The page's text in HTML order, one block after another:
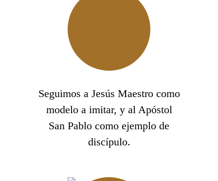
Seguimos a Jesús Maestro como
modelo a imitar, y al Apóstol
San Pablo como ejemplo de
discípulo.